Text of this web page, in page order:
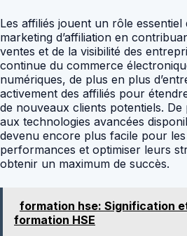
Les affiliés jouent un rôle essentiel
marketing d’affiliation en
ventes et de la visibilité des
continue du commerce
numériques, de plus en plus
activement des affiliés pour
de nouveaux clients potentiels.
aux technologies avancées
devenu encore plus facile pour
performances et optimiser leurs
obtenir un maximum de succès.
formation hse: Signification
formation HSE